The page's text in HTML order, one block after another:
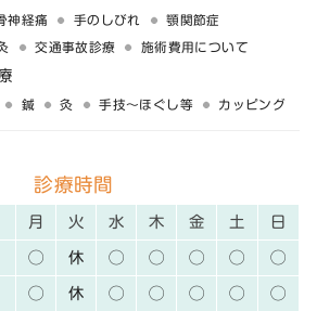
神経痛 手のしびれ 顎関節症
交通事故診療 施術費用について
鍼 灸 手技〜ほぐし等 カッピング
診療時間
月 火 水 木 金 土 日
◯ 休 ◯ ◯ ◯ ◯ ◯
◯ 休 ◯ ◯ ◯ ◯ ◯